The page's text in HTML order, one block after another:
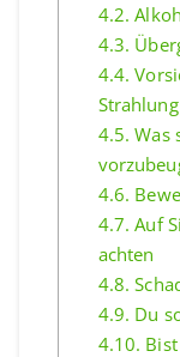
4.2.
4.3.
4.4.
Strahlung
4.5. Was
4.6.
4.7. Auf
achten
4.8.
4.9. Du
4.10.